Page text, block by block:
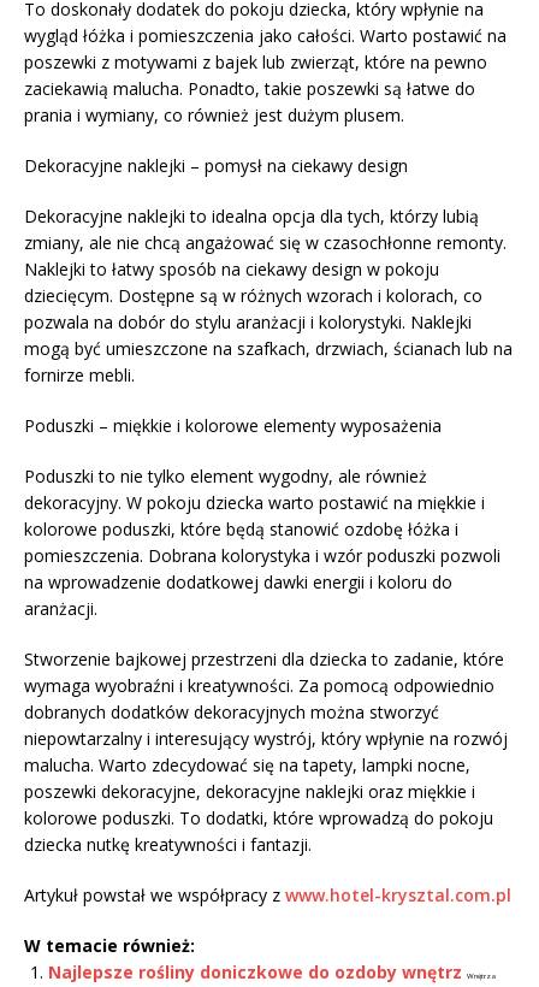
To doskonały dodatek do pokoju dziecka, który wpłynie na
wygląd łóżka i pomieszczenia jako całości. Warto postawić na
poszewki z motywami z bajek lub zwierząt, które na pewno
zaciekawią malucha. Ponadto, takie poszewki są łatwe do
prania i wymiany, co również jest dużym plusem.
Dekoracyjne naklejki – pomysł na ciekawy design
Dekoracyjne naklejki to idealna opcja dla tych, którzy lubią
zmiany, ale nie chcą angażować się w czasochłonne remonty.
Naklejki to łatwy sposób na ciekawy design w pokoju
dziecięcym. Dostępne są w różnych wzorach i kolorach, co
pozwala na dobór do stylu aranżacji i kolorystyki. Naklejki
mogą być umieszczone na szafkach, drzwiach, ścianach lub na
fornirze mebli.
Poduszki – miękkie i kolorowe elementy wyposażenia
Poduszki to nie tylko element wygodny, ale również
dekoracyjny. W pokoju dziecka warto postawić na miękkie i
kolorowe poduszki, które będą stanowić ozdobę łóżka i
pomieszczenia. Dobrana kolorystyka i wzór poduszki pozwoli
na wprowadzenie dodatkowej dawki energii i koloru do
aranżacji.
Stworzenie bajkowej przestrzeni dla dziecka to zadanie, które
wymaga wyobraźni i kreatywności. Za pomocą odpowiednio
dobranych dodatków dekoracyjnych można stworzyć
niepowtarzalny i interesujący wystrój, który wpłynie na rozwój
malucha. Warto zdecydować się na tapety, lampki nocne,
poszewki dekoracyjne, dekoracyjne naklejki oraz miękkie i
kolorowe poduszki. To dodatki, które wprowadzą do pokoju
dziecka nutkę kreatywności i fantazji.
Artykuł powstał we współpracy z www.hotel-krysztal.com.pl
W temacie również:
Najlepsze rośliny doniczkowe do ozdoby wnętrz
Wnętrza